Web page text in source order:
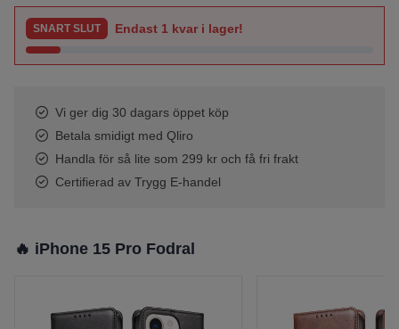
SNART SLUT Endast 1 kvar i lager!
Vi ger dig 30 dagars öppet köp
Betala smidigt med Qliro
Handla för så lite som 299 kr och få fri frakt
Certifierad av Trygg E-handel
🔥 iPhone 15 Pro Fodral